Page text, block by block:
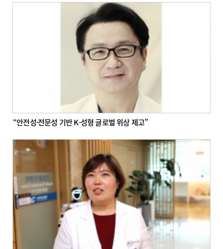
“안전성·전문성 기반 K-성형 글로벌 위상 제고”